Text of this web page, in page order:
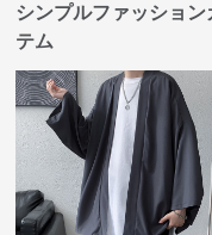
シンプルファッショ
テム